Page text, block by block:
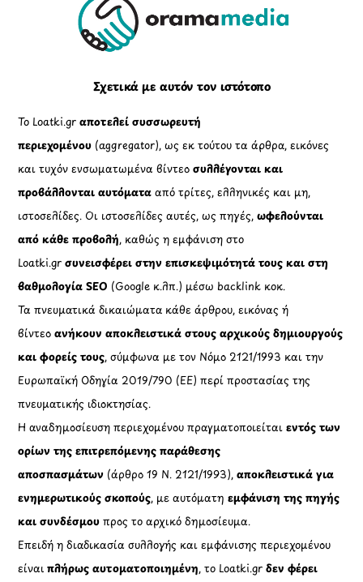
To
Σχετικά με αυτόν τον ιστότοπο
Το Loatki.grαποτελεί συσσωρευτή
περιεχομένου (aggregator), ως εκ τούτου τα άρθρα, εικόνες
και τυχόν ενσωματωμένα βίντεοσυλλέγονται και
προβάλλονται αυτόματααπό τρίτες, ελληνικές και μη,
ιστοσελίδες. Οι ιστοσελίδες αυτές, ως πηγές,ωφελούνται
από κάθε προβολή, καθώς η εμφάνιση στο
Loatki.gr συνεισφέρει στην επισκεψιμότητά τους και στη
βαθμολογία SEO (Google κ.λπ.) μέσω backlink κοκ.
Τα πνευματικά δικαιώματα κάθε άρθρου, εικόνας ή
βίντεοανήκουν αποκλειστικά στους αρχικούς δημιουργούς
και φορείς τους, σύμφωνα με τον Νόμο 2121/1993 και την
Ευρωπαϊκή Οδηγία 2019/790 (ΕΕ) περί προστασίας της
πνευματικής ιδιοκτησίας.
Η αναδημοσίευση περιεχομένου πραγματοποιείταιεντός των
ορίων της επιτρεπόμενης παράθεσης
αποσπασμάτων (άρθρο 19 Ν. 2121/1993), αποκλειστικά για
ενημερωτικούς σκοπούς, με αυτόματηεμφάνιση της πηγής
και συνδέσμου προς το αρχικό δημοσίευμα.
Επειδή η διαδικασία συλλογής και εμφάνισης περιεχομένου
είναιπλήρως αυτοματοποιημένη, το Loatki.grδεν φέρει